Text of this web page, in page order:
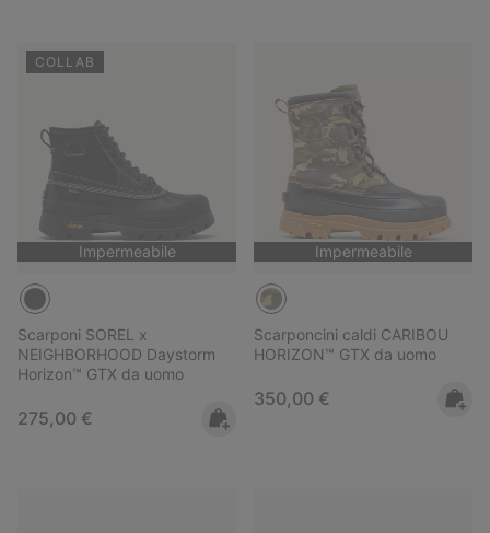
COLLAB
Impermeabile
Scarponi SOREL x
NEIGHBORHOOD Daystorm
Horizon™ GTX da uomo
Regular price:
275,00 €
Impermeabile
Scarponcini caldi CARIBOU
HORIZON™ GTX da uomo
Regular price:
350,00 €